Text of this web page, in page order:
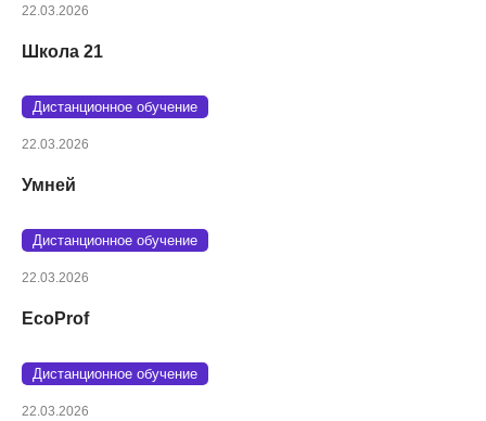
22.03.2026
Школа 21
Дистанционное обучение
22.03.2026
Умней
Дистанционное обучение
22.03.2026
EcoProf
Дистанционное обучение
22.03.2026